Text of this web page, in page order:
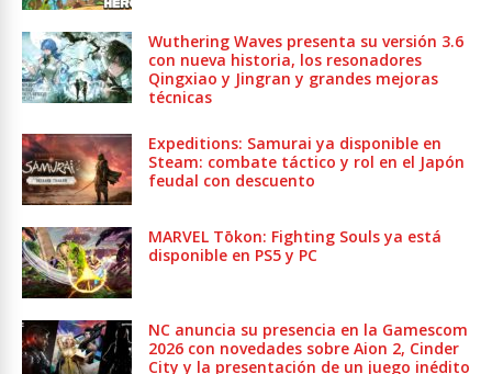
Wuthering Waves presenta su versión 3.6
con nueva historia, los resonadores
Qingxiao y Jingran y grandes mejoras
técnicas
Expeditions: Samurai ya disponible en
Steam: combate táctico y rol en el Japón
feudal con descuento
MARVEL Tōkon: Fighting Souls ya está
disponible en PS5 y PC
NC anuncia su presencia en la Gamescom
2026 con novedades sobre Aion 2, Cinder
City y la presentación de un juego inédito